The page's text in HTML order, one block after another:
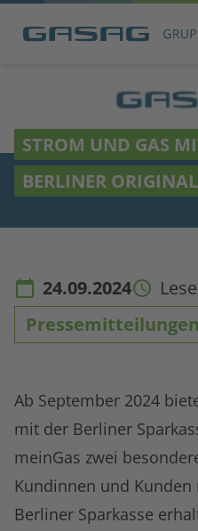
anspringen
der
anspringen
STROM UND GAS
BERLINER
24.09.2024
Pressemitteilungen
Ab September 2024
mit der Berliner
meinGas zwei
Kundinnen und
Berliner Sparkasse